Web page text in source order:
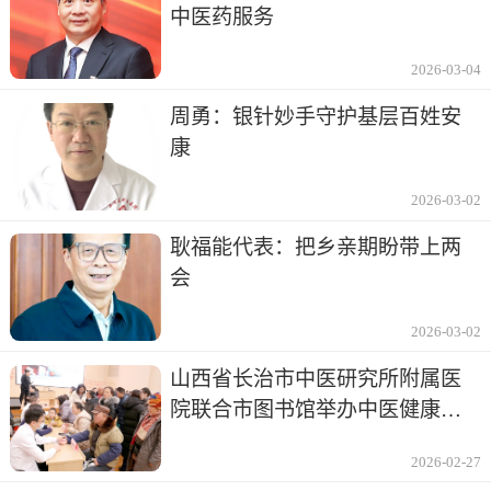
中医药服务
2026-03-04
周勇：银针妙手守护基层百姓安
康
2026-03-02
耿福能代表：把乡亲期盼带上两
会
2026-03-02
山西省长治市中医研究所附属医
院联合市图书馆举办中医健康讲
2026-02-27